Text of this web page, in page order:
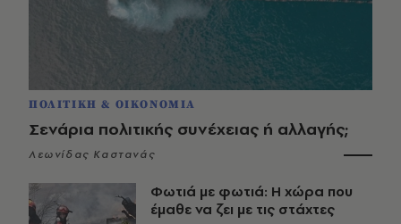
ΠΟΛΙΤΙΚΗ & ΟΙΚΟΝΟΜΙΑ
Σενάρια πολιτικής συνέχειας ή αλλαγής;
Λεωνίδας Καστανάς
Φωτιά με φωτιά: Η χώρα που
έμαθε να ζει με τις στάχτες